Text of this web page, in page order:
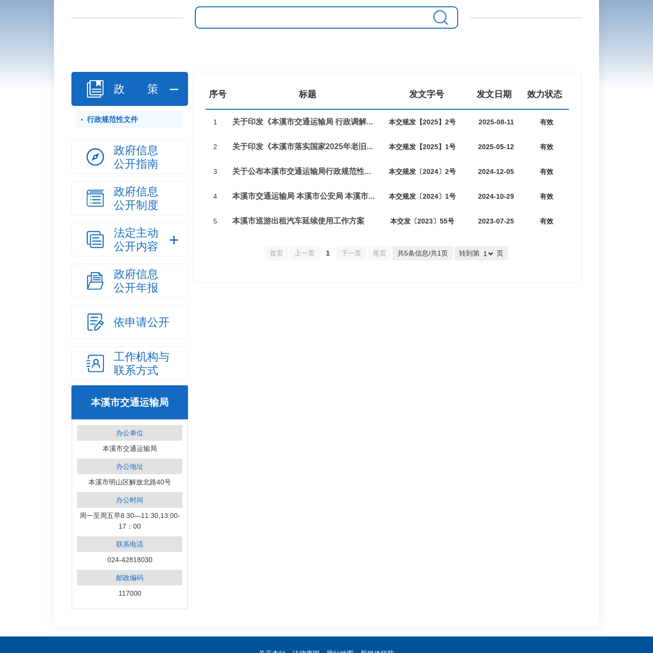
政策
行政规范性文件
政府信息
公开指南
政府信息
公开制度
法定主动
公开内容
政府信息
公开年报
依申请公开
工作机构与
联系方式
本溪市交通运输局
办公单位
本溪市交通运输局
办公地址
本溪市明山区解放北路40号
办公时间
周一至周五早8:30—11:30,13:00-
17：00
联系电话
024-42818030
邮政编码
117000
序号 标题 发文字号 发文日期 效力状态
1 关于印发《本溪市交通运输局 行政调解实施办法》的通知 本交规发【2025】2号 2025-08-11 有效
2 关于印发《本溪市落实国家2025年老旧营运货车报废更新补贴实施细则》的通知 本交规发【2025】1号 2025-05-12 有效
3 关于公布本溪市交通运输局行政规范性文件清理结果的决定 本交规发〔2024〕2号 2024-12-05 有效
4 本溪市交通运输局 本溪市公安局 本溪市财政局 本溪市商务局关于印发《本溪市落实国家老旧... 本交规发〔2024〕1号 2024-10-29 有效
5 本溪市巡游出租汽车延续使用工作方案 本交发〔2023〕55号 2023-07-25 有效
首页 上一页 1 下一页 尾页 共5条信息/共1页 转到第 页